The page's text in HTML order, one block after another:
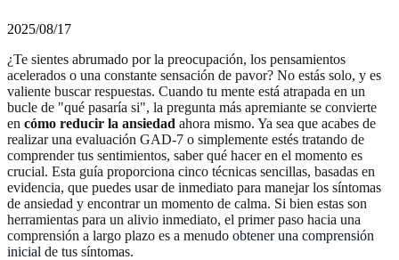
2025/08/17
¿Te sientes abrumado por la preocupación, los pensamientos
acelerados o una constante sensación de pavor? No estás solo, y es
valiente buscar respuestas. Cuando tu mente está atrapada en un
bucle de "qué pasaría si", la pregunta más apremiante se convierte
en cómo reducir la ansiedad ahora mismo. Ya sea que acabes de
realizar una evaluación GAD-7 o simplemente estés tratando de
comprender tus sentimientos, saber qué hacer en el momento es
crucial. Esta guía proporciona cinco técnicas sencillas, basadas en
evidencia, que puedes usar de inmediato para manejar los síntomas
de ansiedad y encontrar un momento de calma. Si bien estas son
herramientas para un alivio inmediato, el primer paso hacia una
comprensión a largo plazo es a menudo obtener una comprensión
inicial de tus síntomas.